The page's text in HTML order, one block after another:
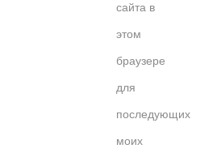
сайта в
этом
браузере
для
последующих
моих